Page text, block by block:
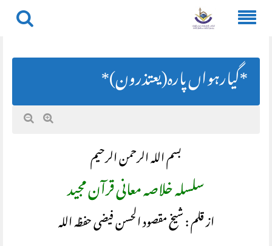
content*گیارہواں پارہ(یعتذرون)*
بسم اللہ الرحمن الرحیم
سلسلہ خلاصہ معانی قرآن مجید
از قلم : شیخ مقصود الحسن فیضی حفظہ اللہ